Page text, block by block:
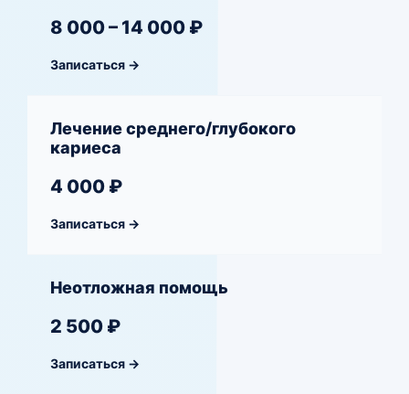
8 000 – 14 000 ₽
Записаться →
Лечение среднего/глубокого
кариеса
4 000 ₽
Записаться →
Неотложная помощь
2 500 ₽
Записаться →